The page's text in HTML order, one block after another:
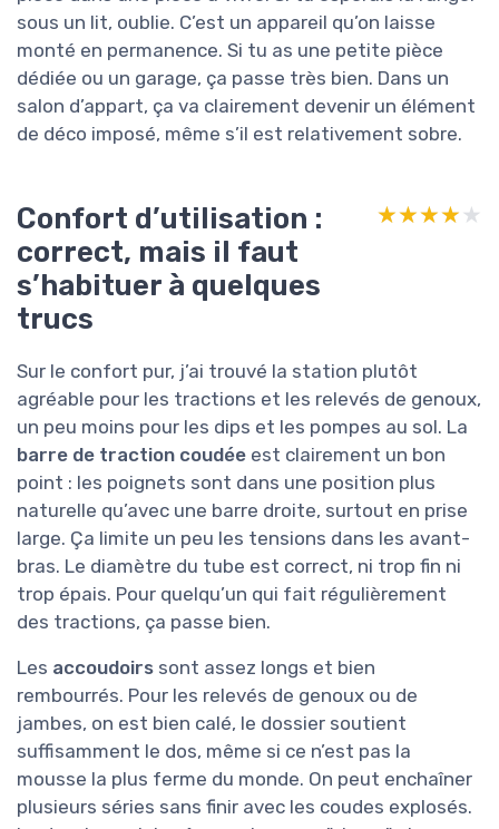
sous un lit, oublie. C’est un appareil qu’on laisse
monté en permanence. Si tu as une petite pièce
dédiée ou un garage, ça passe très bien. Dans un
salon d’appart, ça va clairement devenir un élément
de déco imposé, même s’il est relativement sobre.
Confort d’utilisation :
correct, mais il faut
s’habituer à quelques
trucs
★★★★★
★★★★★
Sur le confort pur, j’ai trouvé la station plutôt
agréable pour les tractions et les relevés de genoux,
un peu moins pour les dips et les pompes au sol. La
barre de traction coudée est clairement un bon
point : les poignets sont dans une position plus
naturelle qu’avec une barre droite, surtout en prise
large. Ça limite un peu les tensions dans les avant-
bras. Le diamètre du tube est correct, ni trop fin ni
trop épais. Pour quelqu’un qui fait régulièrement
des tractions, ça passe bien.
Les accoudoirs sont assez longs et bien
rembourrés. Pour les relevés de genoux ou de
jambes, on est bien calé, le dossier soutient
suffisamment le dos, même si ce n’est pas la
mousse la plus ferme du monde. On peut enchaîner
plusieurs séries sans finir avec les coudes explosés.